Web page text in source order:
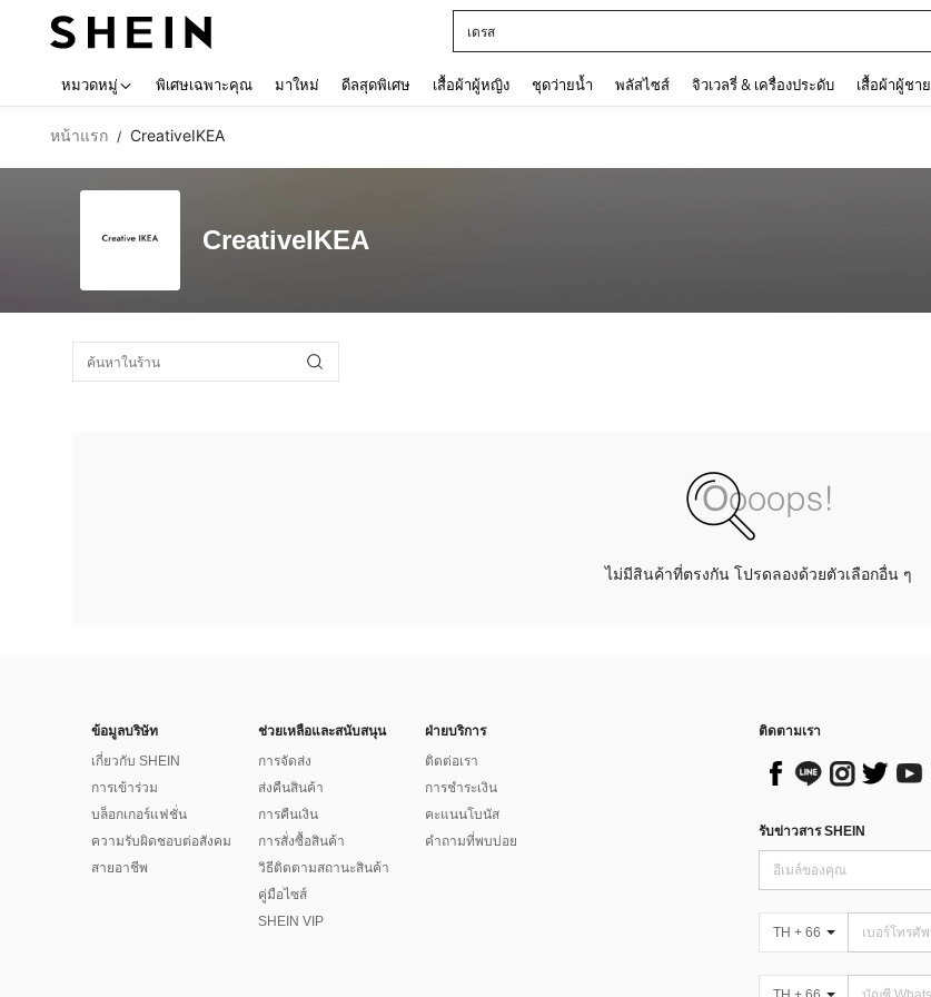
เดรส
หมวดหมู่ พิเศษเฉพาะคุณ มาใหม่ ดีลสุดพิเศษ เสื้อผ้าผู้หญิง ชุดว่ายน้ำ พลัสไซส์ จิวเวลรี่ & เครื่องประดับ เสื้อผ้าผู้ชาย
หน้าแรก / CreativeIKEA
CreativeIKEA
ไม่มีสินค้าที่ตรงกัน โปรดลองด้วยตัวเลือกอื่น ๆ
ข้อมูลบริษัท
เกี่ยวกับ SHEIN
การเข้าร่วม
บล็อกเกอร์แฟชั่น
ความรับผิดชอบต่อสังคม
สายอาชีพ
ช่วยเหลือและสนับสนุน
การจัดส่ง
ส่งคืนสินค้า
การคืนเงิน
การสั่งซื้อสินค้า
วิธีติดตามสถานะสินค้า
คู่มือไซส์
SHEIN VIP
ฝ่ายบริการ
ติดต่อเรา
การชำระเงิน
คะแนนโบนัส
คำถามที่พบบ่อย
ติดตามเรา
รับข่าวสาร SHEIN
TH + 66